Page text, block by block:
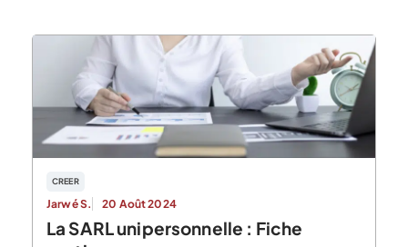
CREER
Jarwé S. 20 Août 2024
La SARL unipersonnelle : Fiche